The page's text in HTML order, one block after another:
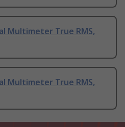
Multimeter True RMS,
Multimeter True RMS,